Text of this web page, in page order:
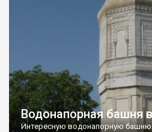
Водонапорная башня
Интересную водонапорную башню